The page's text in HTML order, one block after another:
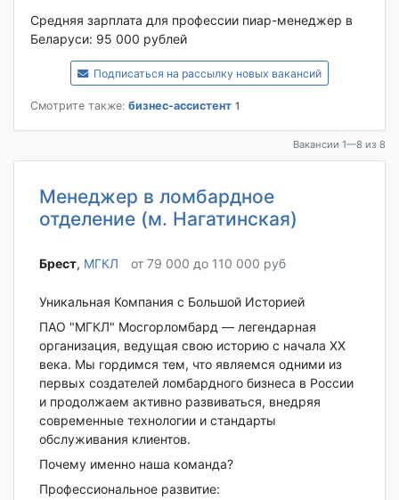
Средняя зарплата для профессии пиар-менеджер в
Беларуси: 95 000 рублей
Подписаться на рассылку новых вакансий
Смотрите также: бизнес-ассистент 1
Вакансии 1—8 из 8
Менеджер в ломбардное
отделение (м. Нагатинская)
Брест‎, МГКЛ от 79 000 до 110 000 руб
Уникальная Компания с Большой Историей
ПАО "МГКЛ" Мосгорломбард — легендарная
организация, ведущая свою историю с начала XX
века. Мы гордимся тем, что являемся одними из
первых создателей ломбардного бизнеса в России
и продолжаем активно развиваться, внедряя
современные технологии и стандарты
обслуживания клиентов.
Почему именно наша команда?
Профессиональное развитие: